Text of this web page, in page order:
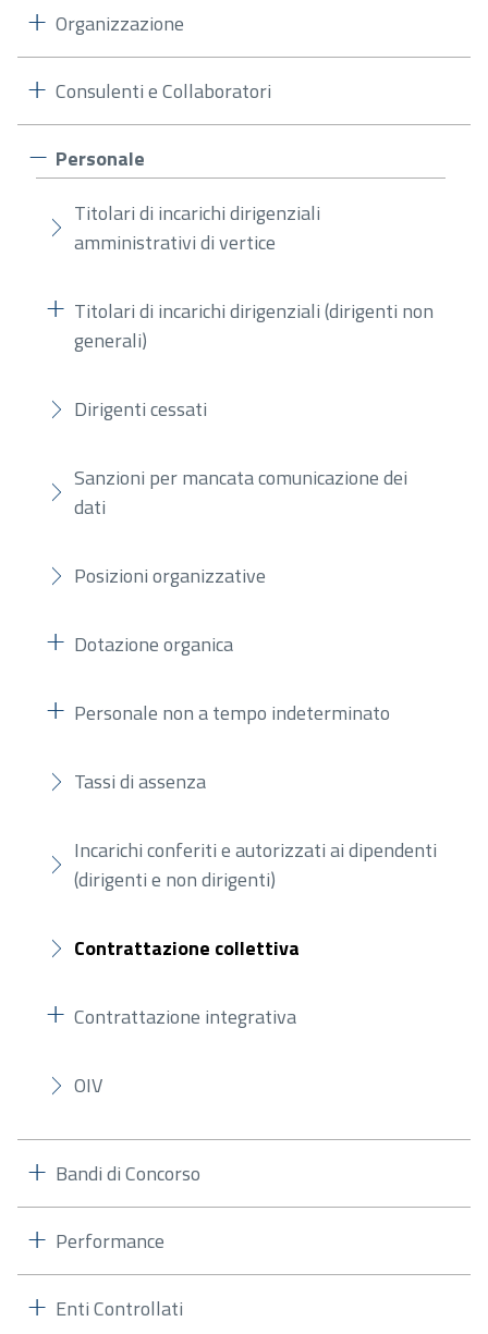
Organizzazione
Consulenti e Collaboratori
Personale
Titolari di incarichi dirigenziali
amministrativi di vertice
Titolari di incarichi dirigenziali (dirigenti non
generali)
Dirigenti cessati
Sanzioni per mancata comunicazione dei
dati
Posizioni organizzative
Dotazione organica
Personale non a tempo indeterminato
Tassi di assenza
Incarichi conferiti e autorizzati ai dipendenti
(dirigenti e non dirigenti)
Contrattazione collettiva
Contrattazione integrativa
OIV
Bandi di Concorso
Performance
Enti Controllati